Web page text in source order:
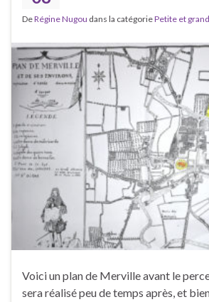
DeRégine Nugou dans la catégoriePetite et
Voici un plan de Merville avant le
sera réalisé peu de temps après, et